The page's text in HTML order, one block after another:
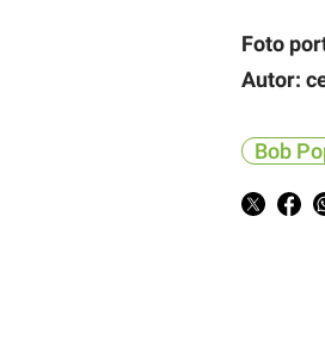
Foto
Autor:
Bob